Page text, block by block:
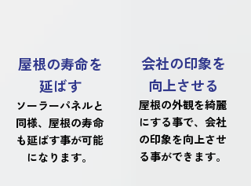
屋根の寿命を
延ばす
ソーラーパネルと
同様、屋根の寿命
も延ばす事が可能
になります。
会社の印象を
向上させる
屋根の外観を綺麗
にする事で、会社
の印象を向上させ
る事ができます。